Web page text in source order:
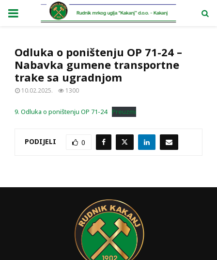
PRIMARY
Odluka o poništenju OP 71-24 –
Nabavka gumene transportne
trake sa ugradnjom
10.02.2025. 1300
9. Odluka o poništenju OP 71-24 Preuzmi
PODIJELI 0